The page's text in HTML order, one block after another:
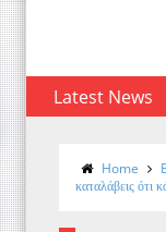
Latest News
Home
καταλάβεις ότι